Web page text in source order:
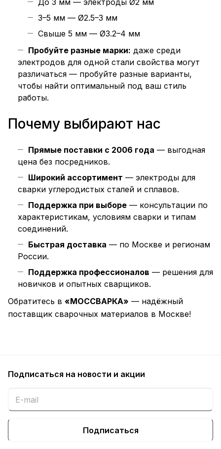
До 3 мм — электроды Ø2 мм
3–5 мм — Ø2.5–3 мм
Свыше 5 мм — Ø3.2–4 мм
Пробуйте разные марки: даже среди
электродов для одной стали свойства могут
различаться — пробуйте разные варианты,
чтобы найти оптимальный под ваш стиль
работы.
Почему выбирают нас
Прямые поставки с 2006 года — выгодная
цена без посредников.
Широкий ассортимент — электроды для
сварки углеродистых сталей и сплавов.
Поддержка при выборе — консультации по
характеристикам, условиям сварки и типам
соединений.
Быстрая доставка — по Москве и регионам
России.
Поддержка профессионалов — решения для
новичков и опытных сварщиков.
Обратитесь в «МОССВАРКА» — надёжный
поставщик сварочных материалов в Москве!
Подписаться на новости и акции
Подписаться